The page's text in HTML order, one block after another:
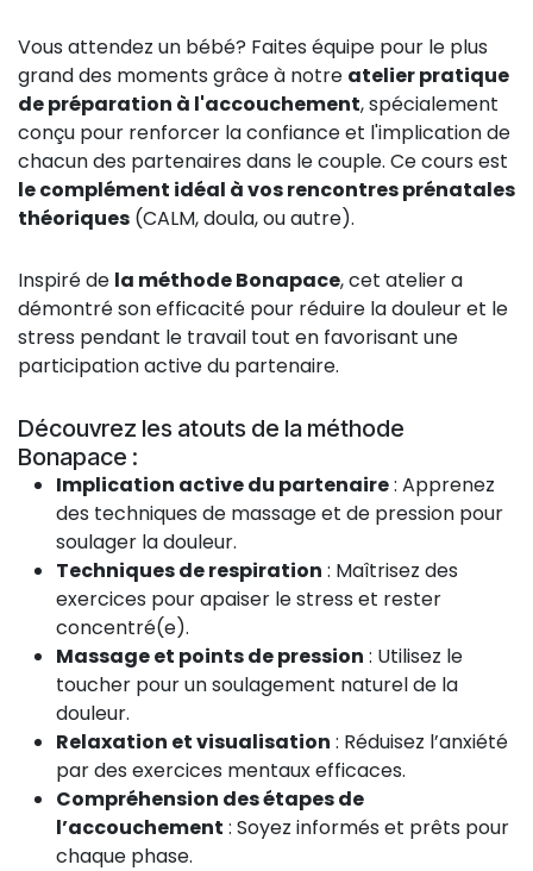
Vous attendez un bébé? Faites équipe pour le plus
grand des moments grâce à notre atelier pratique
de préparation à l'accouchement, spécialement
conçu pour renforcer la confiance et l'implication de
chacun des partenaires dans le couple. Ce cours est
le complément idéal à vos rencontres prénatales
théoriques (CALM, doula, ou autre).
Inspiré de la méthode Bonapace, cet atelier a
démontré son efficacité pour réduire la douleur et le
stress pendant le travail tout en favorisant une
participation active du partenaire.
Découvrez les atouts de la méthode
Bonapace :
Implication active du partenaire: Apprenez
des techniques de massage et de pression pour
soulager la douleur.
Techniques de respiration : Maîtrisez des
exercices pour apaiser le stress et rester
concentré(e).
Massage et points de pression : Utilisez le
toucher pour un soulagement naturel de la
douleur.
Relaxation et visualisation : Réduisez l’anxiété
par des exercices mentaux efficaces.
Compréhension des étapes de
l’accouchement : Soyez informés et prêts pour
chaque phase.